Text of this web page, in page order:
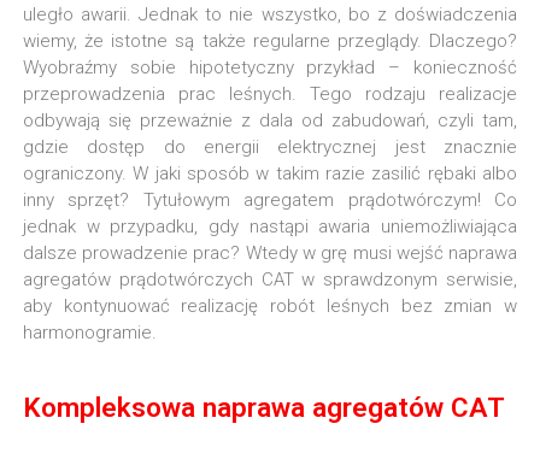
uległo awarii. Jednak to nie wszystko, bo z doświadczenia
wiemy, że istotne są także regularne przeglądy. Dlaczego?
Wyobraźmy sobie hipotetyczny przykład – konieczność
przeprowadzenia prac leśnych. Tego rodzaju realizacje
odbywają się przeważnie z dala od zabudowań, czyli tam,
gdzie dostęp do energii elektrycznej jest znacznie
ograniczony. W jaki sposób w takim razie zasilić rębaki albo
inny sprzęt? Tytułowym agregatem prądotwórczym! Co
jednak w przypadku, gdy nastąpi awaria uniemożliwiająca
dalsze prowadzenie prac? Wtedy w grę musi wejść naprawa
agregatów prądotwórczych CAT w sprawdzonym serwisie,
aby kontynuować realizację robót leśnych bez zmian w
harmonogramie.
Kompleksowa naprawa agregatów CAT